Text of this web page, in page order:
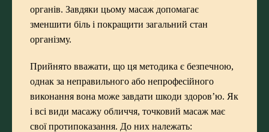
органів. Завдяки цьому масаж допомагає
зменшити біль і покращити загальний стан
організму.
Прийнято вважати, що ця методика є безпечною,
однак за неправильного або непрофесійного
виконання вона може завдати шкоди здоров’ю. Як
і всі види масажу обличчя, точковий масаж має
свої протипоказання. До них належать: